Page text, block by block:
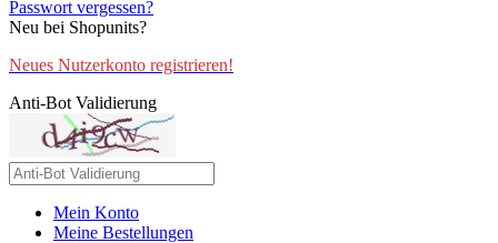
Passwort vergessen?
Neu bei Shopunits?
Neues Nutzerkonto registrieren!
Anti-Bot Validierung
Mein Konto
Meine Bestellungen